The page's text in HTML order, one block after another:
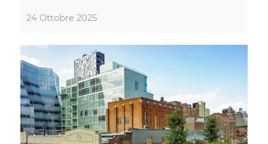
24 Ottobre 2025